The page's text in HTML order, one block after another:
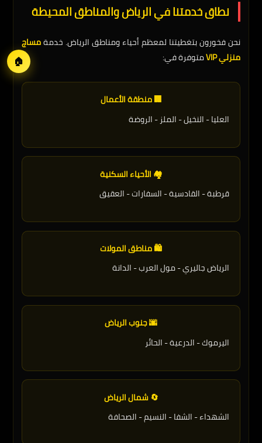
🏠
نطاق خدمتنا في الرياض والمناطق المحيطة
نحن فخورون بتغطيتنا لمعظم أحياء ومناطق الرياض. خدمةمساج
منزلي VIP
متوفرة في:
🏢 منطقة الأعمال
العليا - النخيل - الملز - الروضة
🏘️ الأحياء السكنية
قرطبة - القادسية - السفارات - العقيق
🛍️ مناطق المولات
الرياض جاليري - مول العرب - الدانة
🌆 جنوب الرياض
اليرموك - الدرعية - الحائر
🔄 شمال الرياض
الشهداء - الشفا - النسيم - الصحافة